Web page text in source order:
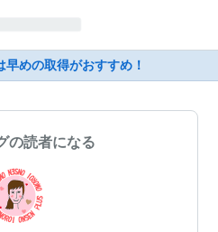
めの取得がおすすめ！
の読者になる